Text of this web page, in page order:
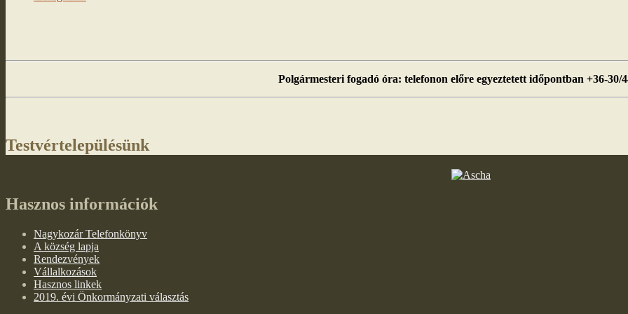
Polgármesteri fogadó óra: telefonon előre egyeztetett időpontban +36-30/
Testvértelepülésünk
Hasznos információk
Nagykozár Telefonkönyv
A község lapja
Rendezvények
Vállalkozások
Hasznos linkek
2019. évi Önkormányzati választás